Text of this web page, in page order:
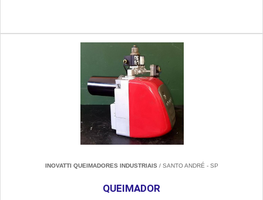
INOVATTI QUEIMADORES INDUSTRIAIS/ SANTO ANDRÉ - SP
QUEIMADOR